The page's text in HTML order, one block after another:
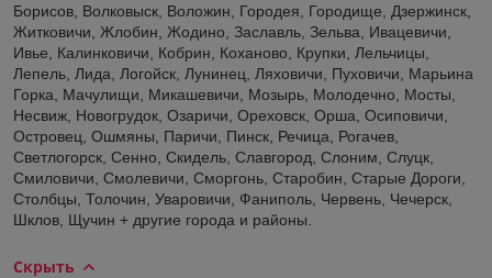
Борисов, Волковыск, Воложин, Городея, Городище, Дзержинск,
Житковичи, Жлобин, Жодино, Заславль, Зельва, Ивацевичи,
Ивье, Калинковичи, Кобрин, Коханово, Крупки, Лельчицы,
Лепель, Лида, Логойск, Лунинец, Ляховичи, Пуховичи, Марьина
Горка, Мачулищи, Микашевичи, Мозырь, Молодечно, Мосты,
Несвиж, Новогрудок, Озаричи, Ореховск, Орша, Осиповичи,
Островец, Ошмяны, Паричи, Пинск, Речица, Рогачев,
Светлогорск, Сенно, Скидель, Славгород, Слоним, Слуцк,
Смиловичи, Смолевичи, Сморгонь, Старобин, Старые Дороги,
Столбцы, Толочин, Уваровичи, Фаниполь, Червень, Чечерск,
Шклов, Щучин + другие города и районы.
Скрыть